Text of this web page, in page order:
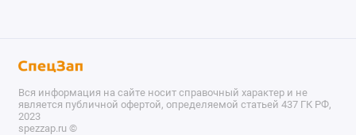
Вся информация на сайте носит справочный характер и не
является публичной офертой, определяемой статьей 437 ГК РФ,
2023
spezzap.ru ©️